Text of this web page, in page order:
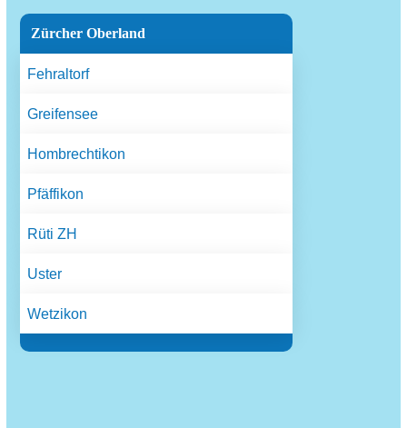
Zürcher Oberland
Fehraltorf
Greifensee
Hombrechtikon
Pfäffikon
Rüti ZH
Uster
Wetzikon